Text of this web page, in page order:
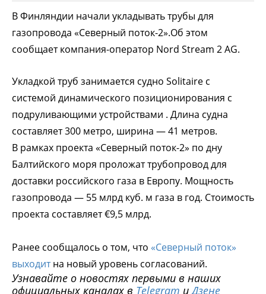
В Финляндии начали укладывать трубы для
газопровода «Северный поток-2».Об этом
сообщает компания-оператор Nord Stream 2 AG.
Укладкой труб занимается судно Solitaire с
системой динамического позиционирования с
подруливающими устройствами . Длина судна
составляет 300 метро, ширина — 41 метров.
В рамках проекта «Северный поток-2» по дну
Балтийского моря проложат трубопровод для
доставки российского газа в Европу. Мощность
газопровода — 55 млрд куб. м газа в год. Стоимость
проекта составляет €9,5 млрд.
Ранее сообщалось о том, что «Северный поток»
выходитна новый уровень согласований.
Узнавайте о новостях первыми в наших
официальных каналах в Telegram иДзене